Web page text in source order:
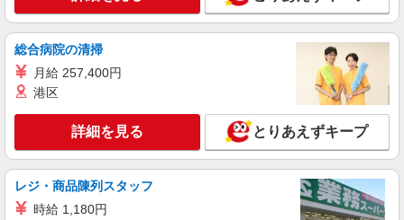
総合病院の清掃
月給 257,400円
港区
詳細を見る とりあえずキープ
レジ・商品陳列スタッフ
時給 1,180円